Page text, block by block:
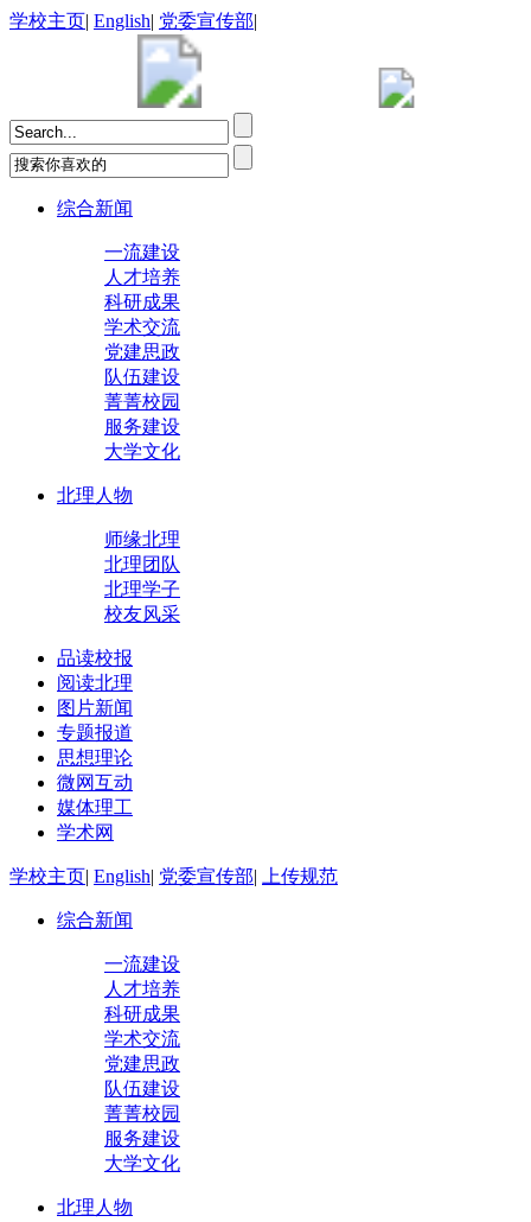
学校主页| English| 党委宣传部|
综合新闻
一流建设
人才培养
科研成果
学术交流
党建思政
队伍建设
菁菁校园
服务建设
大学文化
北理人物
师缘北理
北理团队
北理学子
校友风采
品读校报
阅读北理
图片新闻
专题报道
思想理论
微网互动
媒体理工
学术网
学校主页| English| 党委宣传部| 上传规范
综合新闻
一流建设
人才培养
科研成果
学术交流
党建思政
队伍建设
菁菁校园
服务建设
大学文化
北理人物